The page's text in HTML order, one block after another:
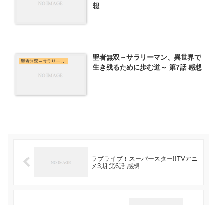
想
聖者無双～サラリーマン、異世界で生き残るために歩む道～
聖者無双～サラリーマン、異世界で
生き残るために歩む道～ 第7話 感想
ラブライブ！スーパースター!!TVアニ
メ3期 第6話 感想